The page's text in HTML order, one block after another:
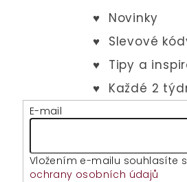
E-mail
Vložením e-mailu souhlasíte s
ochrany osobních údajů